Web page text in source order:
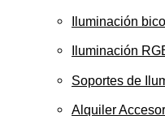
Iluminación
Iluminación
Soportes de
Alquiler